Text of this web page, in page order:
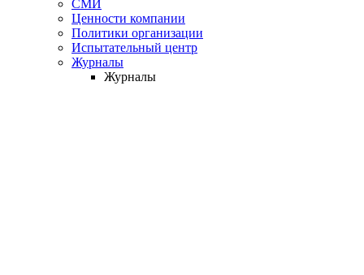
СМИ
Ценности компании
Политики организации
Испытательный центр
Журналы
Журналы